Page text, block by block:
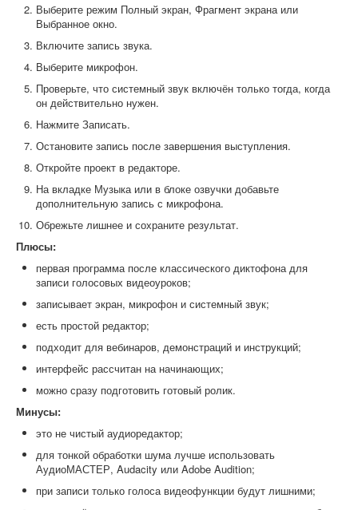
Выберите режим Полный экран, Фрагмент экрана или
Выбранное окно.
Включите запись звука.
Выберите микрофон.
Проверьте, что системный звук включён только тогда, когда
он действительно нужен.
Нажмите Записать.
Остановите запись после завершения выступления.
Откройте проект в редакторе.
На вкладке Музыка или в блоке озвучки добавьте
дополнительную запись с микрофона.
Обрежьте лишнее и сохраните результат.
Плюсы:
первая программа после классического диктофона для
записи голосовых видеоуроков;
записывает экран, микрофон и системный звук;
есть простой редактор;
подходит для вебинаров, демонстраций и инструкций;
интерфейс рассчитан на начинающих;
можно сразу подготовить готовый ролик.
Минусы:
это не чистый аудиоредактор;
для тонкой обработки шума лучше использовать
АудиоМАСТЕР, Audacity или Adobe Audition;
при записи только голоса видеофункции будут лишними;